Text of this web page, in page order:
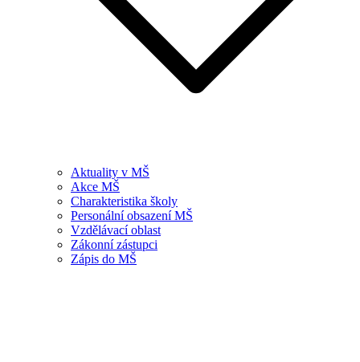
Aktuality v MŠ
Akce MŠ
Charakteristika školy
Personální obsazení MŠ
Vzdělávací oblast
Zákonní zástupci
Zápis do MŠ